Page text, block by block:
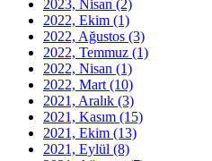
2023, Nisan (2)
2022, Ekim (1)
2022, Ağustos (3)
2022, Temmuz (1)
2022, Nisan (1)
2022, Mart (10)
2021, Aralık (3)
2021, Kasım (15)
2021, Ekim (13)
2021, Eylül (8)